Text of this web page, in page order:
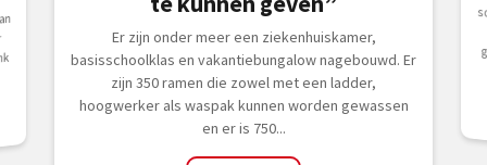
Er zijn onder meer een ziekenhuiskamer,
basisschoolklas en vakantiebungalow nagebouwd. Er
zijn 350 ramen die zowel met een ladder,
hoogwerker als waspak kunnen worden gewassen
en er is 750...